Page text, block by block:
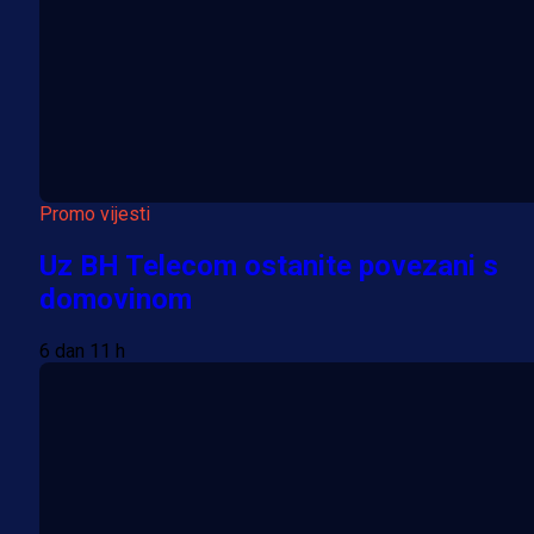
Promo vijesti
Uz BH Telecom ostanite povezani s
domovinom
6 dan 11 h